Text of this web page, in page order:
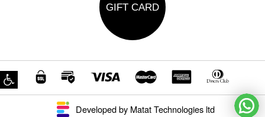
GIFT CARD
Developed by Matat Technologies ltd